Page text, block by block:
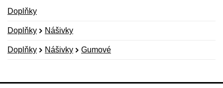
Doplňky
Doplňky Nášivky
Doplňky Nášivky Gumové